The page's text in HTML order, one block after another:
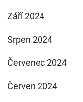
Září 2024
Srpen 2024
Červenec 2024
Červen 2024